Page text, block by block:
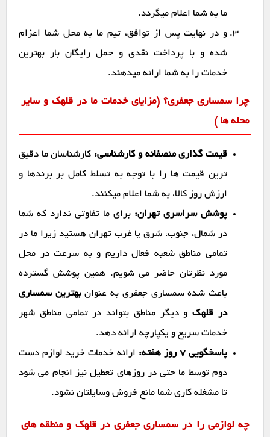
ما به شما اعلام میگردد.
و در نهایت پس از توافق، تیم ما به محل شما اعزام
شده و با پرداخت نقدی و حمل رایگان بار بهترین
خدمات را به شما ارائه میدهند.
چرا سمساری جعفری؟ (مزایای خدمات ما در قلهک و سایر
محله ها )
قیمت گذاری منصفانه و کارشناسی: کارشناسان ما دقیق
ترین قیمت ها را با توجه به تسلط کامل بر برندها و
ارزش روز کالا، به شما اعلام میکنند.
پوشش سراسری تهران: برای ما تفاوتی ندارد که شما
در شمال، جنوب، شرق یا غرب تهران هستید زیرا ما در
تمامی مناطق شعبه فعال داریم و به سرعت در محل
مورد نظرتان حاضر می شویم. همین پوشش گسترده
باعث شده سمساری جعفری به عنوانبهترین سمساری
در قلهکو دیگر مناطق بتواند در تمامی مناطق شهر
خدمات سریع و یکپارچه ارائه دهد.
پاسخگویی ۷ روز هفته:
ارائه خدمات خرید لوازم دست
دوم توسط ما حتی در روزهای تعطیل نیز انجام می شود
تا مشغله کاری شما مانع فروش وسایلتان نشود.
چه لوازمی را در سمساری جعفری در قلهک و منطقه های